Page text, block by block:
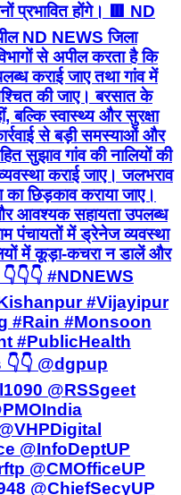
प्रभावित होंगे। 🟥 ND
ND NEWS जिला
से अपील करता है कि
कराई जाए तथा गांव में
की जाए। बरसात के
स्वास्थ्य और सुरक्षा
से बड़ी समस्याओं और
सुझाव गांव की नालियों की
कराई जाए। जलभराव
का छिड़काव कराया जाए।
और आवश्यक सहायता उपलब्ध
पंचायतों में ड्रेनेज व्यवस्था
में कूड़ा-कचरा न डालें और
#NDNEWS
#Kishanpur #Vijayipur
#Rain #Monsoon
#PublicHealth
@dgpup
@RSSgeet
@InfoDeptUP
@CMOfficeUP
@ChiefSecyUP